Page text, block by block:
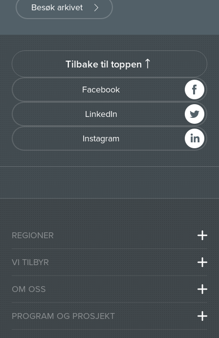
Besøk arkivet
Facebook
LinkedIn
Instagram
Tilbake til toppen
REGIONER
VI TILBYR
OM OSS
PROGRAM OG PROSJEKT